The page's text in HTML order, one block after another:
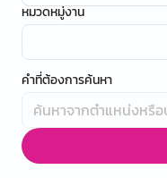
หมวดหมู่งาน
คำที่ต้องการค้นหา